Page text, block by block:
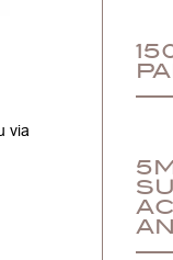
via